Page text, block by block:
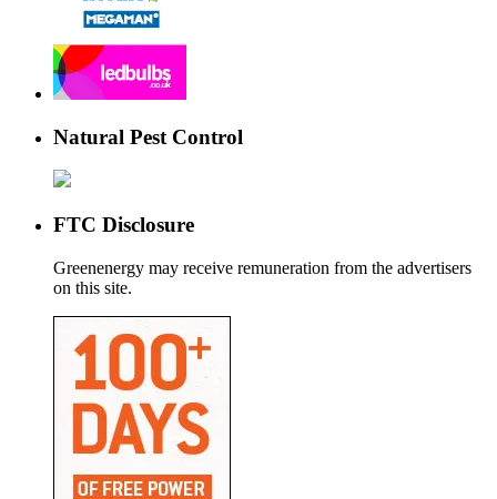
Natural Pest Control
FTC Disclosure
Greenenergy may receive remuneration from the advertisers
on this site.